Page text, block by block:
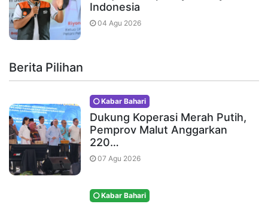
Indonesia
04 Agu 2026
Berita Pilihan
Kabar Bahari
Dukung Koperasi Merah Putih,
Pemprov Malut Anggarkan
220…
07 Agu 2026
Kabar Bahari